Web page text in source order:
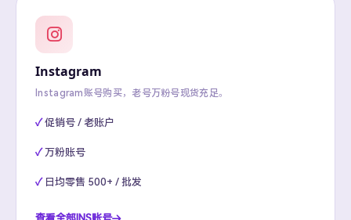
Instagram
Instagram账号购买，老号万粉号现货充足。
促销号 / 老账户
万粉账号
日均零售 500+ / 批发